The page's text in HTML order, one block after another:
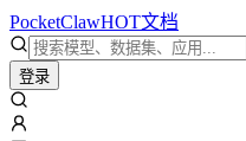
PocketClawHOT文档
登录